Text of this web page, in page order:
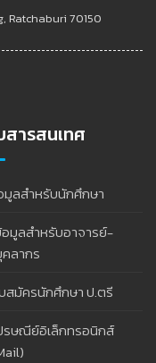
Ratchaburi 70150
สารสนเทศ
มูลสำหรับนักศึกษา
มูลสำหรับอาจารย์-
ลากร
สมัครนักศึกษา ป.ตรี
รษณีย์อิเล็กทรอนิกส์